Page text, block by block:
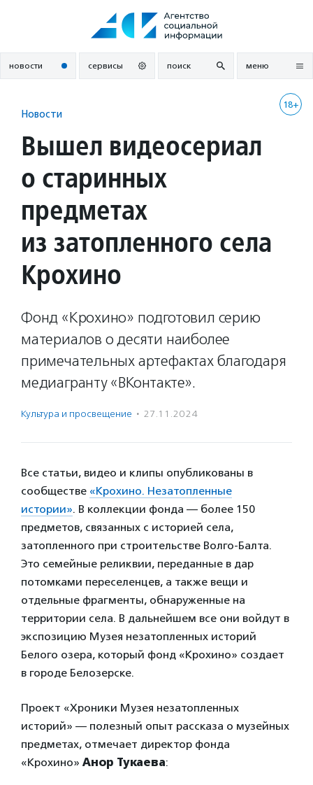
новости сервисы поиск меню
18+
Новости
Вышел видеосериал
о старинных
предметах
из затопленного села
Крохино
Фонд «Крохино» подготовил серию
материалов о десяти наиболее
примечательных артефактах благодаря
медиагранту «ВКонтакте».
Культура и просвещение · 27.11.2024
Все статьи, видео и клипы опубликованы в
сообществе «Крохино. Незатопленные
истории». В коллекции фонда — более 150
предметов, связанных с историей села,
затопленного при строительстве Волго-Балта.
Это семейные реликвии, переданные в дар
потомками переселенцев, а также вещи и
отдельные фрагменты, обнаруженные на
территории села. В дальнейшем все они войдут в
экспозицию Музея незатопленных историй
Белого озера, который фонд «Крохино» создает
в городе Белозерске.
Проект «Хроники Музея незатопленных
историй» — полезный опыт рассказа о музейных
предметах, отмечает директор фонда
«Крохино» Анор Тукаева: